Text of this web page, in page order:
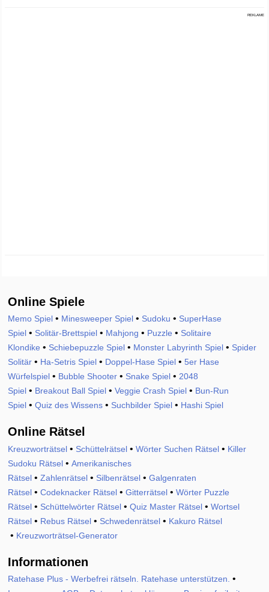
REKLAME
Online Spiele
Memo Spiel • Minesweeper Spiel • Sudoku • SuperHase
Spiel • Solitär-Brettspiel • Mahjong • Puzzle • Solitaire
Klondike • Schiebepuzzle Spiel • Monster Labyrinth Spiel • Spider
Solitär • Ha-Setris Spiel • Doppel-Hase Spiel • 5er Hase
Würfelspiel • Bubble Shooter • Snake Spiel • 2048
Spiel • Breakout Ball Spiel • Veggie Crash Spiel • Bun-Run
Spiel • Quiz des Wissens • Suchbilder Spiel • Hashi Spiel
Online Rätsel
Kreuzworträtsel • Schüttelrätsel • Wörter Suchen Rätsel • Killer
Sudoku Rätsel • Amerikanisches
Rätsel • Zahlenrätsel • Silbenrätsel • Galgenraten
Rätsel • Codeknacker Rätsel • Gitterrätsel • Wörter Puzzle
Rätsel • Schüttelwörter Rätsel • Quiz Master Rätsel • Wortsel
Rätsel • Rebus Rätsel • Schwedenrätsel • Kakuro Rätsel
• Kreuzworträtsel-Generator
Informationen
Ratehase Plus - Werbefrei rätseln. Ratehase unterstützen. •